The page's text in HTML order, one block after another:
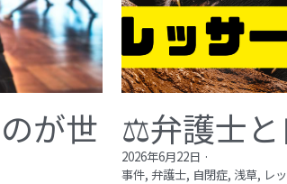
が世 ⚖️弁護士と
2026年6月22日 ·
事件, 弁護士, 自閉症, 浅草, レ